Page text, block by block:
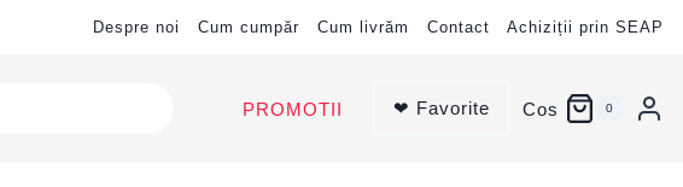
Despre noi Cum cumpăr Cum livrăm Contact Achiziții prin SEAP
PROMOTII ❤ Favorite Cos 0